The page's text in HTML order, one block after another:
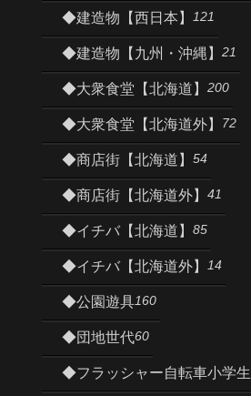
◆建造物【西日本】 121
◆建造物【九州・沖縄】 21
◆大衆食堂【北海道】 200
◆大衆食堂【北海道外】 72
◆商店街【北海道】 54
◆商店街【北海道外】 41
◆イチバ【北海道】 85
◆イチバ【北海道外】 14
◆公園遊具160
◆団地世代60
◆フラッシャー自転車小学生